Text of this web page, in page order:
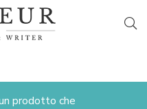
prodotto che